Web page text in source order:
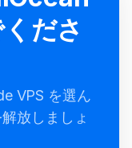
ださ
VPS を選ん
放しましょ